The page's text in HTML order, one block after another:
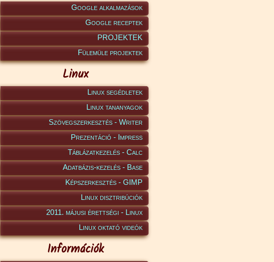
Google alkalmazások
Google receptek
PROJEKTEK
Fülemüle projektek
Linux
Linux segédletek
Linux tananyagok
Szövegszerkesztés - Writer
Prezentáció - Impress
Táblázatkezelés - Calc
Adatbázis-kezelés - Base
Képszerkesztés - GIMP
Linux disztribúciók
2011. májusi érettségi - Linux
Linux oktató videók
Információk